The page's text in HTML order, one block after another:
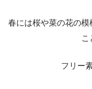
春には桜や菜の花の
こ
フリー